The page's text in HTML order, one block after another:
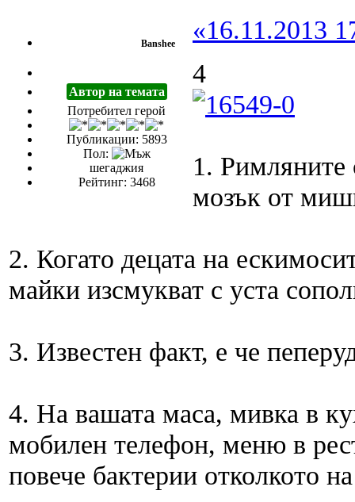
Banshee
Автор на темата
Потребител герой
Публикации: 5893
Пол:
шегаджия
Рейтинг: 3468
«16.11.2013
4
1. Римляните
мозък от
2. Когато децата на
майки изсмукват с уста
3. Известен факт, е че
4. На вашата маса, мивка в
мобилен телефон, меню в
повече бактерии отколкото